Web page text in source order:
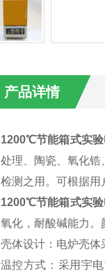
产品详情
1200℃节能箱式实
处理、
陶瓷 氧化锆
检测之用。可根据用
1200℃节能箱式实
氧化，耐酸碱能力。
壳体设计： 电炉壳体
温控方式 ： 采用 宇电